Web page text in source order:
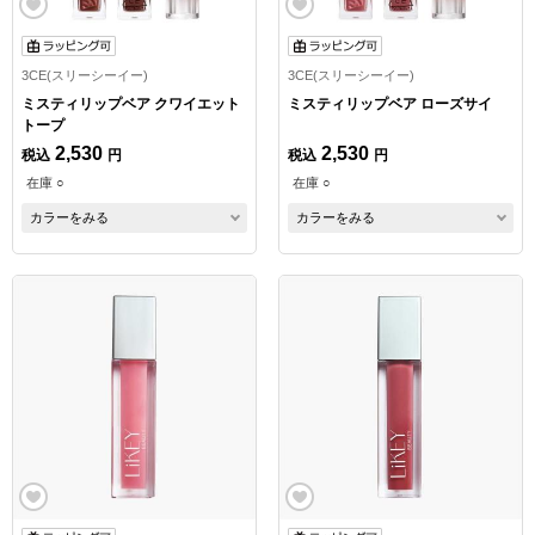
3CE(スリーシーイー)
ミスティリップベア クワイエット
トープ
税込 2,530 円
在庫 ○
カラーをみる
3CE(スリーシーイー)
ミスティリップベア ローズサイ
税込 2,530 円
在庫 ○
カラーをみる